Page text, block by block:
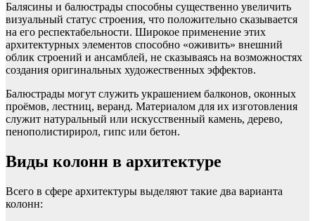
Балясины и балюстрады способны существенно увеличить
визуальный статус строения, что положительно сказывается
на его респектабельности. Широкое применение этих
архитектурных элементов способно «оживить» внешний
облик строений и ансамблей, не сказываясь на возможностях
создания оригинальных художественных эффектов.
Балюстрады могут служить украшением балконов, оконных
проёмов, лестниц, веранд. Материалом для их изготовления
служит натуральный или искусственный камень, дерево,
пенополистирирол, гипс или бетон.
Виды колонн в архитектуре
Всего в сфере архитектуры выделяют такие два варианта
колонн: